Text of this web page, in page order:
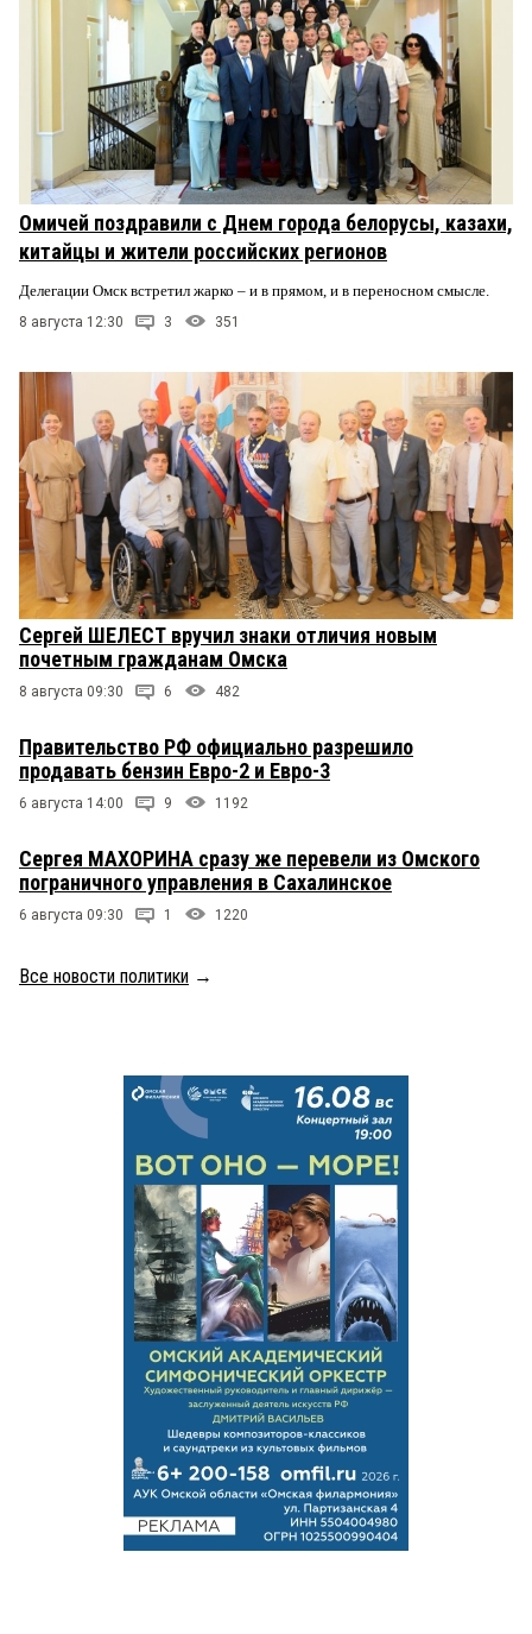
Омичей поздравили с Днем города белорусы, казахи,
китайцы и жители российских регионов
Делегации Омск встретил жарко – и в прямом, и в переносном смысле.
8 августа 12:30 3 351
Сергей ШЕЛЕСТ вручил знаки отличия новым
почетным гражданам Омска
8 августа 09:30 6 482
Правительство РФ официально разрешило
продавать бензин Евро-2 и Евро-3
6 августа 14:00 9 1192
Сергея МАХОРИНА сразу же перевели из Омского
пограничного управления в Сахалинское
6 августа 09:30 1 1220
Все новости политики →